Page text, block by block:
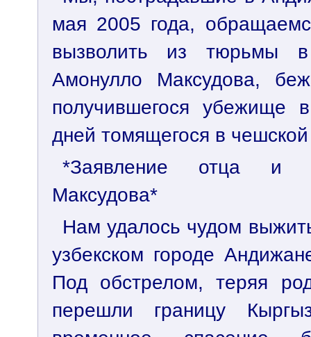
мая 2005 года,
вызволить из тюрьмы в
Амонулло Максудова,
получившегося убежище
дней томящегося в
*Заявление отца и
Максудова*
Нам удалось чудом
узбекском городе
Под обстрелом, теряя
перешли границу